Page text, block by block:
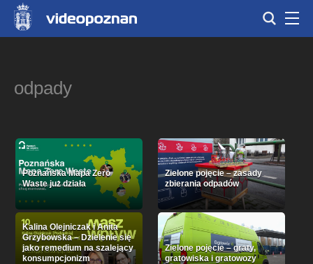
odpady
Poznańska Mapa Zero
Waste już działa
Zielone pojęcie – zasady
zbierania odpadów
Kalina Olejniczak i Anita
Grzybowska – Dzielenie się
jako remedium na szalejący
konsumpcjonizm
Zielone pojęcie – graty,
gratowiska i gratowozy